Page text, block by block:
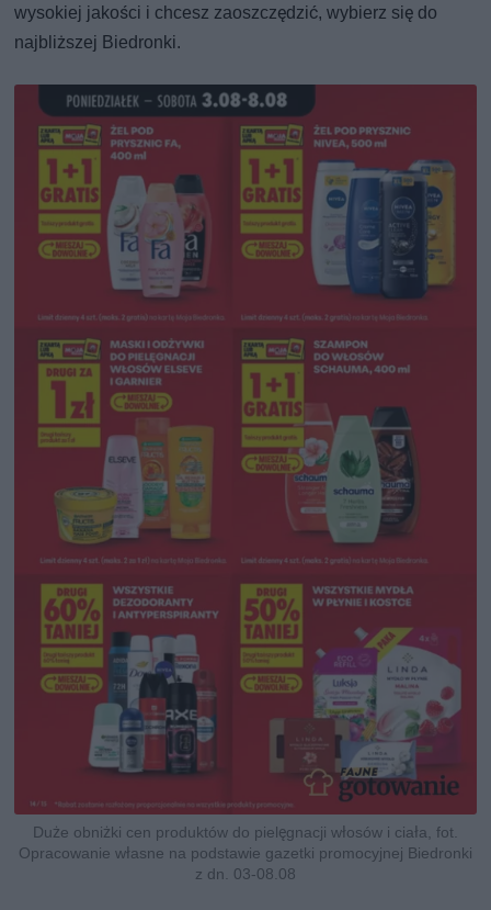
wysokiej jakości i chcesz zaoszczędzić, wybierz się do
najbliższej Biedronki.
Duże obniżki cen produktów do pielęgnacji włosów i ciała, fot.
Opracowanie własne na podstawie gazetki promocyjnej Biedronki
z dn. 03-08.08